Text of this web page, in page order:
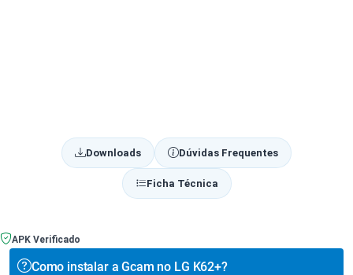
Downloads Dúvidas Frequentes
Ficha Técnica
APK Verificado
Como instalar a Gcam no LG K62+?